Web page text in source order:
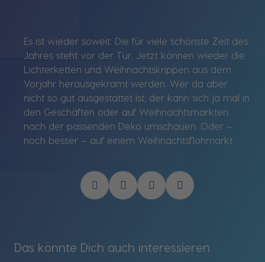
Es ist wieder soweit: Die für viele schönste Zeit des
Jahres steht vor der Tür. Jetzt können wieder die
Lichterketten und Weihnachtskrippen aus dem
Vorjahr herausgekramt werden. Wer da aber
nicht so gut ausgestattet ist, der kann sich ja mal in
den Geschäften oder auf Weihnachtsmärkten
nach der passenden Deko umschauen. Oder –
noch besser – auf einem Weihnachtsflohmarkt.
Das könnte Dich auch interessieren